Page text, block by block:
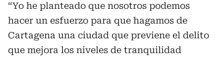
“Yo he planteado que nosotros podemos
hacer un esfuerzo para que hagamos de
Cartagena una ciudad que previene el delito
que mejora los niveles de tranquilidad